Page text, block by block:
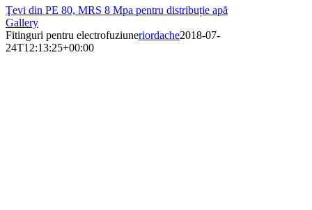
Ţevi din PE 80, MRS 8 Mpa pentru distribuție apă
Gallery
Fitinguri pentru electrofuziuneriordache2018-07-
24T12:13:25+00:00